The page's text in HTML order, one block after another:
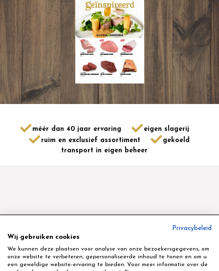
méér dan 40 jaar ervaring
eigen slagerij
ruim en exclusief assortiment
gekoeld
transport in eigen beheer
Geyskens Delikatessen nv
Terbekstraat 16 - 3580 - Beringen - tel 011 45 80 70
Privacybeleid
Wij gebruiken cookies
We kunnen deze plaatsen voor analyse van onze bezoekersgegevens, om
onze website te verbeteren, gepersonaliseerde inhoud te tonen en om u
een geweldige website-ervaring te bieden. Voor meer informatie over de